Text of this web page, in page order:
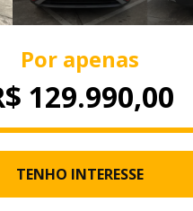
Por apenas
129.990,00
TENHO INTERESSE